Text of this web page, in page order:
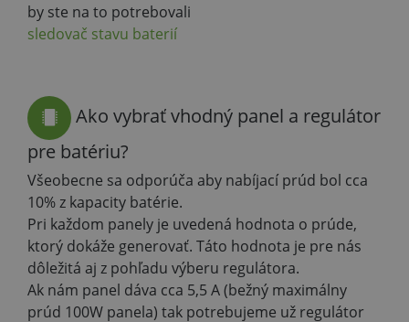
by ste na to potrebovali
sledovač stavu baterií
Ako vybrať vhodný panel a regulátor
pre batériu?
Všeobecne sa odporúča aby nabíjací prúd bol cca
10% z kapacity batérie.
Pri každom panely je uvedená hodnota o prúde,
ktorý dokáže generovať. Táto hodnota je pre nás
dôležitá aj z pohľadu výberu regulátora.
Ak nám panel dáva cca 5,5 A (bežný maximálny
prúd 100W panela) tak potrebujeme už regulátor